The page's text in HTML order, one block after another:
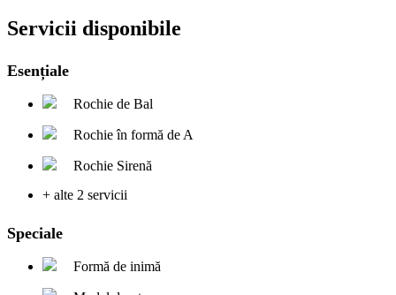
Servicii disponibile
Esențiale
Rochie de Bal
Rochie în formă de A
Rochie Sirenă
+ alte 2 servicii
Speciale
Formă de inimă